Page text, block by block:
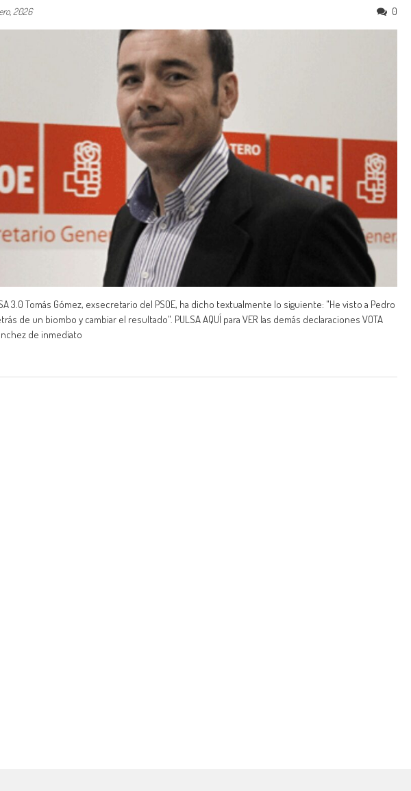
2026 0
3.0 Tomás Gómez, exsecretario del PSOE, ha dicho textualmente lo siguiente: "He visto a Pedro
de un biombo y cambiar el resultado". PULSA AQUÍ para VER las demás declaraciones VOTA
de inmediato